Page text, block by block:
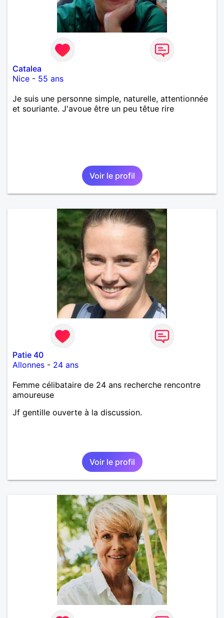
Catalea
Nice - 55 ans
Je suis une personne simple, naturelle, attentionnée
et souriante. J'avoue être un peu têtue rire
Voir le profil
Patie 40
Allonnes - 24 ans
Femme célibataire de 24 ans recherche rencontre
amoureuse
Jf gentille ouverte à la discussion.
Voir le profil